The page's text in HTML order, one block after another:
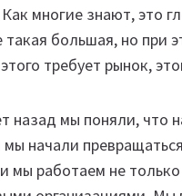
многие знают, это
такая большая, но при
требует рынок,
назад мы поняли, что
начали
мы работаем не